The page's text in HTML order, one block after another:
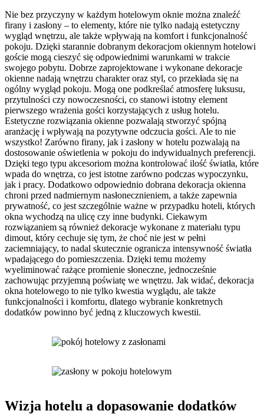
Nie bez przyczyny w każdym hotelowym oknie można znaleźć
firany i zasłony – to elementy, które nie tylko nadają estetyczny
wygląd wnętrzu, ale także wpływają na komfort i funkcjonalność
pokoju. Dzięki starannie dobranym dekoracjom okiennym hotelowi
goście mogą cieszyć się odpowiednimi warunkami w trakcie
swojego pobytu. Dobrze zaprojektowane i wykonane dekoracje
okienne nadają wnętrzu charakter oraz styl, co przekłada się na
ogólny wygląd pokoju. Mogą one podkreślać atmosferę luksusu,
przytulności czy nowoczesności, co stanowi istotny element
pierwszego wrażenia gości korzystających z usług hotelu.
Estetyczne rozwiązania okienne pozwalają stworzyć spójną
aranżację i wpływają na pozytywne odczucia gości. Ale to nie
wszystko! Zarówno firany, jak i zasłony w hotelu pozwalają na
dostosowanie oświetlenia w pokoju do indywidualnych preferencji.
Dzięki tego typu akcesoriom można kontrolować ilość światła, które
wpada do wnętrza, co jest istotne zarówno podczas wypoczynku,
jak i pracy. Dodatkowo odpowiednio dobrana dekoracja okienna
chroni przed nadmiernym nasłonecznieniem, a także zapewnia
prywatność, co jest szczególnie ważne w przypadku hoteli, których
okna wychodzą na ulicę czy inne budynki. Ciekawym
rozwiązaniem są również dekoracje wykonane z materiału typu
dimout, który cechuje się tym, że choć nie jest w pełni
zaciemniający, to nadal skutecznie ogranicza intensywność światła
wpadającego do pomieszczenia. Dzięki temu możemy
wyeliminować rażące promienie słoneczne, jednocześnie
zachowując przyjemną poświatę we wnętrzu. Jak widać, dekoracja
okna hotelowego to nie tylko kwestia wyglądu, ale także
funkcjonalności i komfortu, dlatego wybranie konkretnych
dodatków powinno być jedną z kluczowych kwestii.
Wizja hotelu a dopasowanie dodatków